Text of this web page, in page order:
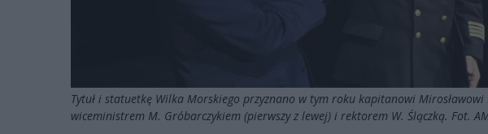
Tytuł i statuetkę Wilka Morskiego przyznano w tym roku kapitanowi Mirosławowi
wiceministrem M. Gróbarczykiem (pierwszy z lewej) i rektorem W. Ślączką. Fot.